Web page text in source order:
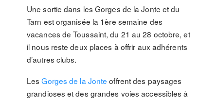
Une sortie dans les Gorges de la Jonte et du
Tarn est organisée la 1ère semaine des
vacances de Toussaint, du 21 au 28 octobre, et
il nous reste deux places à offrir aux adhérents
d’autres clubs.
LesGorges de la Jonte offrent des paysages
grandioses et des grandes voies accessibles à